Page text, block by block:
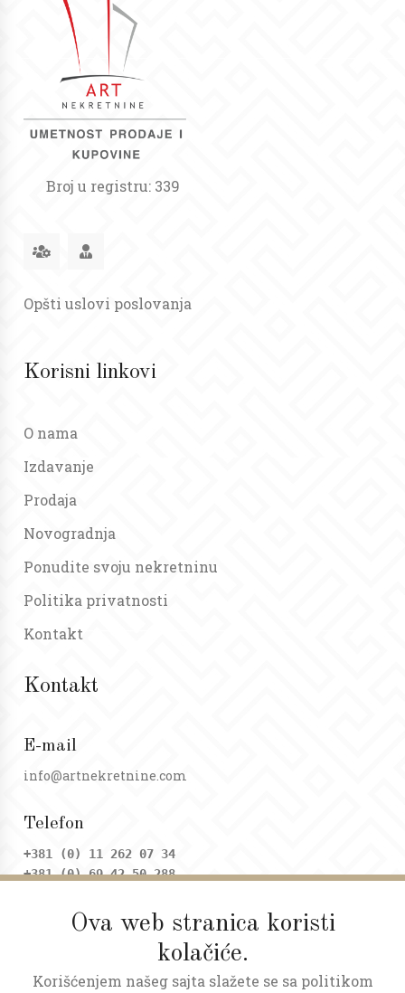
Ova web stranica koristi
kolačiće.
Korišćenjem našeg sajta slažete se sa politikom
Broj u registru: 339
Opšti uslovi poslovanja
Korisni linkovi
O nama
Izdavanje
Prodaja
Novogradnja
Ponudite svoju nekretninu
Politika privatnosti
Kontakt
Kontakt
E-mail
info@artnekretnine.com
Telefon
+381 (0) 11 262 07 34
+381 (0) 69 42 50 288
Adresa
Dositejeva 9, Trg republike